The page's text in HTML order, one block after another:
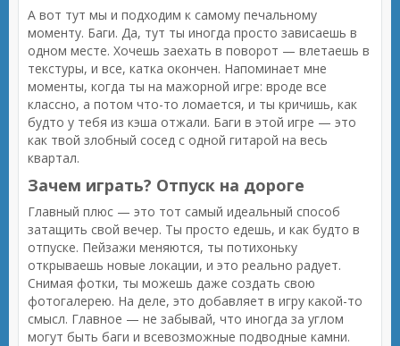
А вот тут мы и подходим к самому печальному
моменту. Баги. Да, тут ты иногда просто зависаешь в
одном месте. Хочешь заехать в поворот — влетаешь в
текстуры, и все, катка окончен. Напоминает мне
моменты, когда ты на мажорной игре: вроде все
классно, а потом что-то ломается, и ты кричишь, как
будто у тебя из кэша отжали. Баги в этой игре — это
как твой злобный сосед с одной гитарой на весь
квартал.
Зачем играть? Отпуск на дороге
Главный плюс — это тот самый идеальный способ
затащить свой вечер. Ты просто едешь, и как будто в
отпуске. Пейзажи меняются, ты потихоньку
открываешь новые локации, и это реально радует.
Снимая фотки, ты можешь даже создать свою
фотогалерею. На деле, это добавляет в игру какой-то
смысл. Главное — не забывай, что иногда за углом
могут быть баги и всевозможные подводные камни.